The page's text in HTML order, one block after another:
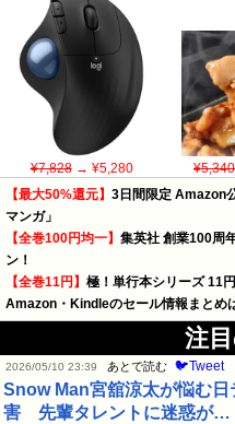
¥7,828→ ¥5,280 ¥5,340
【最大50%還元】 3日間限定 Amazon
マンガ」
【全巻100円均一】 集英社 創業100周
ン！
【全巻11円】 極！単行本シリーズ 11
Amazon・Kindleのセール情報まとめ
注
2026/05/10 23:39 あとで読む 🐦Tweet
Snow Man宮舘涼太が悩む
害 先輩タレントに迷惑が…